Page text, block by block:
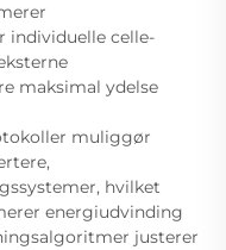
individuelle celle-
maksimal ydelse
muliggør
hvilket
energiudvinding
justerer